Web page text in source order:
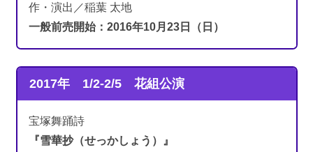
作・演出／稲葉 太地
一般前売開始：2016年10月23日（日）
2017年 1/2-2/5花組公演
宝塚舞踊詩
『雪華抄（せっかしょう）』